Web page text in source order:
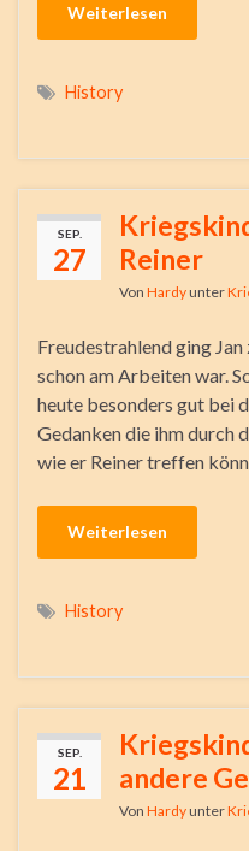
Weiterlesen
History
SEP.
27
Reiner
Von Hardyunter
Freudestrahlend ging
schon am Arbeiten war.
heute besonders gut bei
Gedanken die ihm durch
wie er Reiner treffen
Weiterlesen
History
SEP.
21
andere
Von Hardyunter